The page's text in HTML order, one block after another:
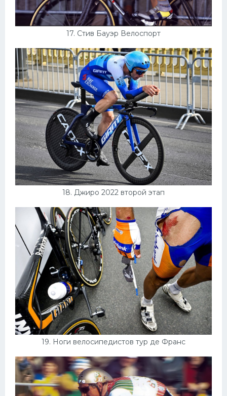
17. Стив Бауэр Велоспорт
18. Джиро 2022 второй этап
19. Ноги велосипедистов тур де Франс